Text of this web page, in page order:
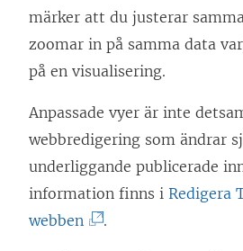
märker att du justerar
zoomar in på samma data
på en visualisering.
Anpassade vyer är inte
webbredigering som ändrar
underliggande publicerade
information finns i Redigera
webben
.